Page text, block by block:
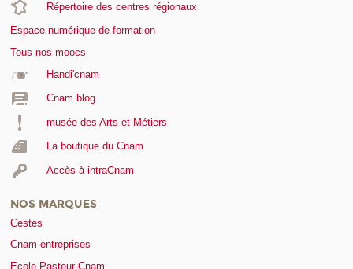
Répertoire des centres régionaux
Espace numérique de formation
Tous nos moocs
Handi'cnam
Cnam blog
musée des Arts et Métiers
La boutique du Cnam
Accès à intraCnam
NOS MARQUES
Cestes
Cnam entreprises
Ecole Pasteur-Cnam